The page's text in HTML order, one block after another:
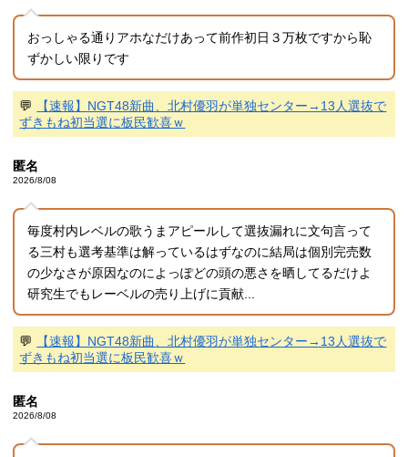
おっしゃる通りアホなだけあって前作初日３万枚ですから恥
ずかしい限りです
💬
【速報】NGT48新曲、北村優羽が単独センター→13人選抜で
ずきもね初当選に板民歓喜ｗ
匿名
2026/8/08
毎度村内レベルの歌うまアピールして選抜漏れに文句言って
る三村も選考基準は解っているはずなのに結局は個別完売数
の少なさが原因なのによっぽどの頭の悪さを晒してるだけよ
研究生でもレーベルの売り上げに貢献...
💬
【速報】NGT48新曲、北村優羽が単独センター→13人選抜で
ずきもね初当選に板民歓喜ｗ
匿名
2026/8/08